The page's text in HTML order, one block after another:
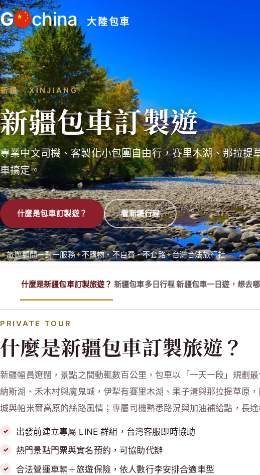
跳
至
主
要
內
容
G china 大陸包車
新疆 ‧ XINJIANG
新疆包車訂製遊
專業中文司機、客製化小包團自由行，賽里木湖、那拉提
車搞定。
什麼是包車訂製遊？ 看新疆行程
旅遊顧問一對一服務 不購物・不自費・不套路 台灣合法旅行社
什麼是新疆包車訂製旅遊？ 新疆包車多日行程新疆包車一日遊，想去
PRIVATE TOUR
什麼是新疆包車訂製旅遊？
新疆幅員遼闊，景點之間動輒數百公里，包車以「一天一段」規劃
納斯湖、禾木村與魔鬼城，伊犁有賽里木湖、果子溝與那拉提草原
城與帕米爾高原的絲路風情；專屬司機熟悉路況與加油補給點，長途
出發前建立專屬 LINE 群組，台灣客服即時協助
熱門景點門票與實名預約，可協助代辦
合法營運車輛＋旅遊保險，依人數行李安排合適車型